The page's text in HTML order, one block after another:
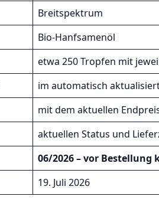
Breitspektrum
Bio-Hanfsamenöl
etwa 250 Tropfen mit
im automatisch
mit dem aktuellen
aktuellen Status und
06/2026 – vor Bestellung
19. Juli 2026